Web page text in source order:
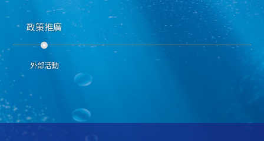
政策推廣
外部活動